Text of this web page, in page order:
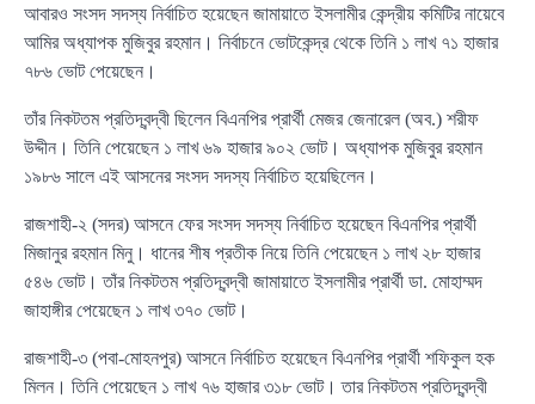
আবারও সংসদ সদস্য নির্বাচিত হয়েছেন জামায়াতে ইসলামীর কেন্দ্রীয় কমিটির নায়েবে
আমির অধ্যাপক মুজিবুর রহমান। নির্বাচনে ভোটকেন্দ্র থেকে তিনি ১ লাখ ৭১ হাজার
৭৮৬ ভোট পেয়েছেন।
তাঁর নিকটতম প্রতিদ্বন্দ্বী ছিলেন বিএনপির প্রার্থী মেজর জেনারেল (অব.) শরীফ
উদ্দীন। তিনি পেয়েছেন ১ লাখ ৬৯ হাজার ৯০২ ভোট। অধ্যাপক মুজিবুর রহমান
১৯৮৬ সালে এই আসনের সংসদ সদস্য নির্বাচিত হয়েছিলেন।
রাজশাহী-২ (সদর) আসনে ফের সংসদ সদস্য নির্বাচিত হয়েছেন বিএনপির প্রার্থী
মিজানুর রহমান মিনু। ধানের শীষ প্রতীক নিয়ে তিনি পেয়েছেন ১ লাখ ২৮ হাজার
৫৪৬ ভোট। তাঁর নিকটতম প্রতিদ্বন্দ্বী জামায়াতে ইসলামীর প্রার্থী ডা. মোহাম্মদ
জাহাঙ্গীর পেয়েছেন ১ লাখ ৩৭০ ভোট।
রাজশাহী-৩ (পবা-মোহনপুর) আসনে নির্বাচিত হয়েছেন বিএনপির প্রার্থী শফিকুল হক
মিলন। তিনি পেয়েছেন ১ লাখ ৭৬ হাজার ৩১৮ ভোট। তার নিকটতম প্রতিদ্বন্দ্বী